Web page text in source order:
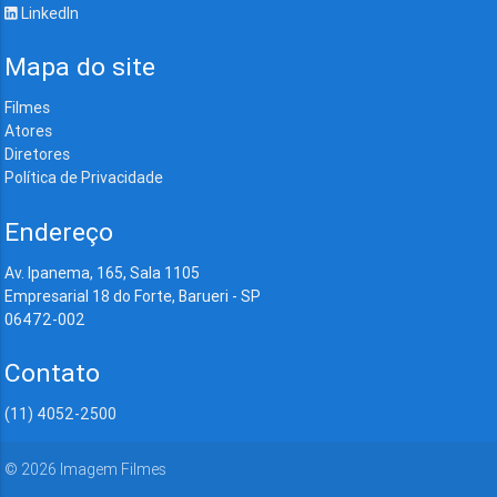
LinkedIn
Mapa do site
Filmes
Atores
Diretores
Política de Privacidade
Endereço
Av. Ipanema, 165, Sala 1105
Empresarial 18 do Forte, Barueri - SP
06472-002
Contato
(11) 4052-2500
© 2026 Imagem Filmes